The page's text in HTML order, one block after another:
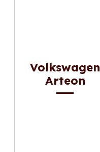
Volkswagen
Arteon